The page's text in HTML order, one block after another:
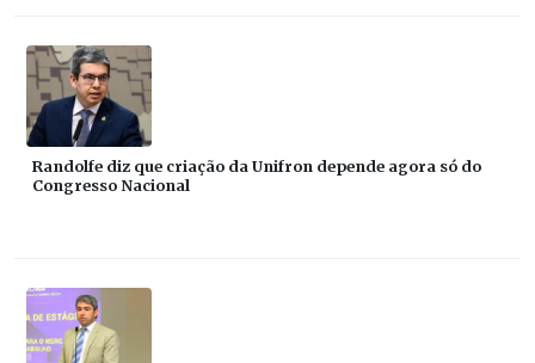
Randolfe diz que criação da Unifron depende agora só do
Congresso Nacional